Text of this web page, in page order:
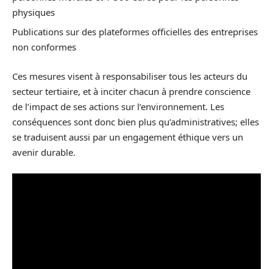
physiques
Publications sur des plateformes officielles des entreprises
non conformes
Ces mesures visent à responsabiliser tous les acteurs du
secteur tertiaire, et à inciter chacun à prendre conscience
de l’impact de ses actions sur l’environnement. Les
conséquences sont donc bien plus qu’administratives; elles
se traduisent aussi par un engagement éthique vers un
avenir durable.